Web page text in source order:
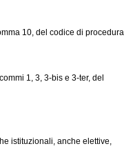
10, del codice di procedura
1, 3, 3-bis e 3-ter, del
istituzionali, anche elettive,